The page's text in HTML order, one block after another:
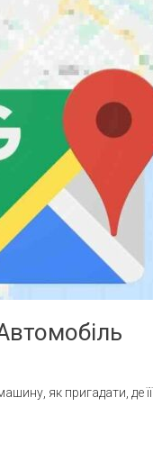
як пригадати, де її